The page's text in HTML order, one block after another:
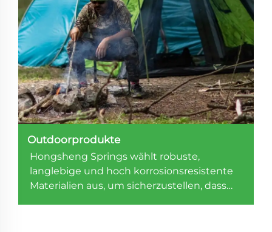
Outdoorprodukte
Hongsheng Springs wählt robuste,
langlebige und hoch korrosionsresistente
Materialien aus, um sicherzustellen, dass